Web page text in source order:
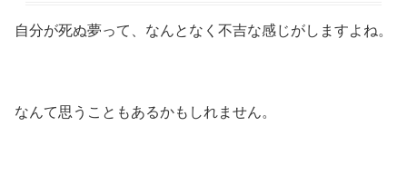
自分が死ぬ夢って、なんとなく不吉な感じがしますよね。
なんて思うこともあるかもしれません。